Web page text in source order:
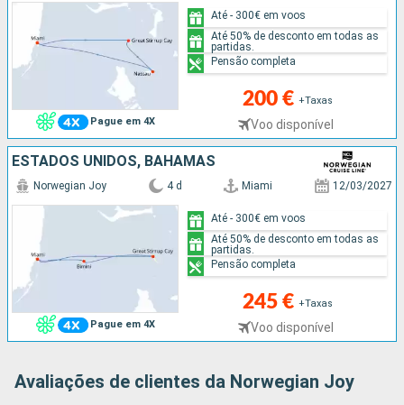
Pague em 4X
200 € +Taxas
Voo disponível
Até - 300€ em voos
Até 50% de desconto em todas as
partidas.
Pensão completa
ESTADOS UNIDOS, BAHAMAS
Pague em 4X
Norwegian Joy 4 d Miami 12/03/2027
245 € +Taxas
Voo disponível
Até - 300€ em voos
Até 50% de desconto em todas as
partidas.
Pensão completa
Avaliações de clientes da Norwegian Joy